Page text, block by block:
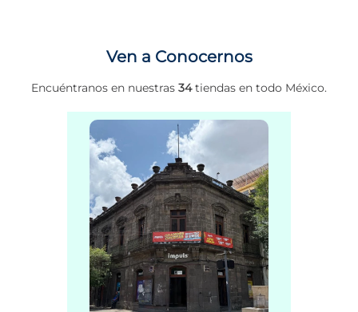
Ven a Conocernos
Encuéntranos en nuestras 34tiendas en todo México.